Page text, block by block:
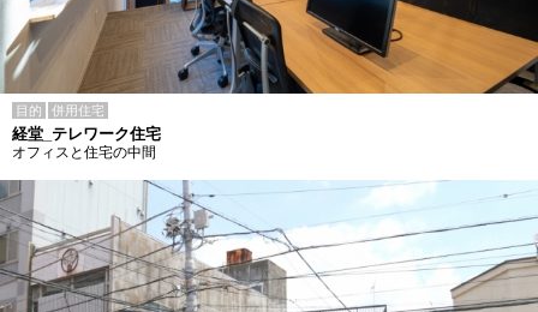
目的 併用住宅
経堂_テレワーク住宅
オフィスと住宅の中間